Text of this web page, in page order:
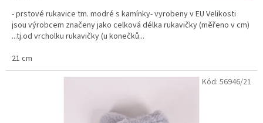
- prstové rukavice tm. modré s kamínky- vyrobeny v EU Velikosti
jsou výrobcem značeny jako celková délka rukavičky (měřeno v cm)
...tj.od vrcholku rukavičky (u konečků...
21 cm
Kód: 56946/21